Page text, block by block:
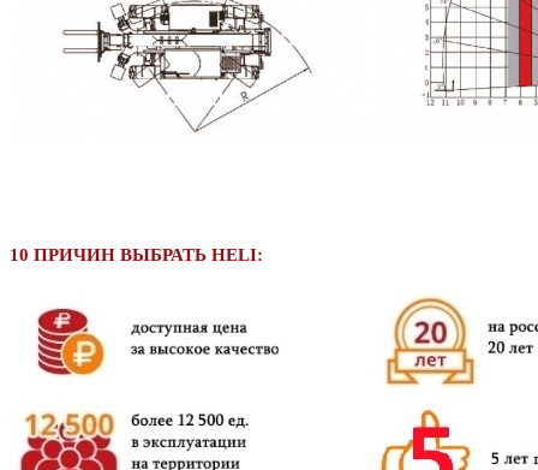
10 ПРИЧИН ВЫБРАТЬ HELI: